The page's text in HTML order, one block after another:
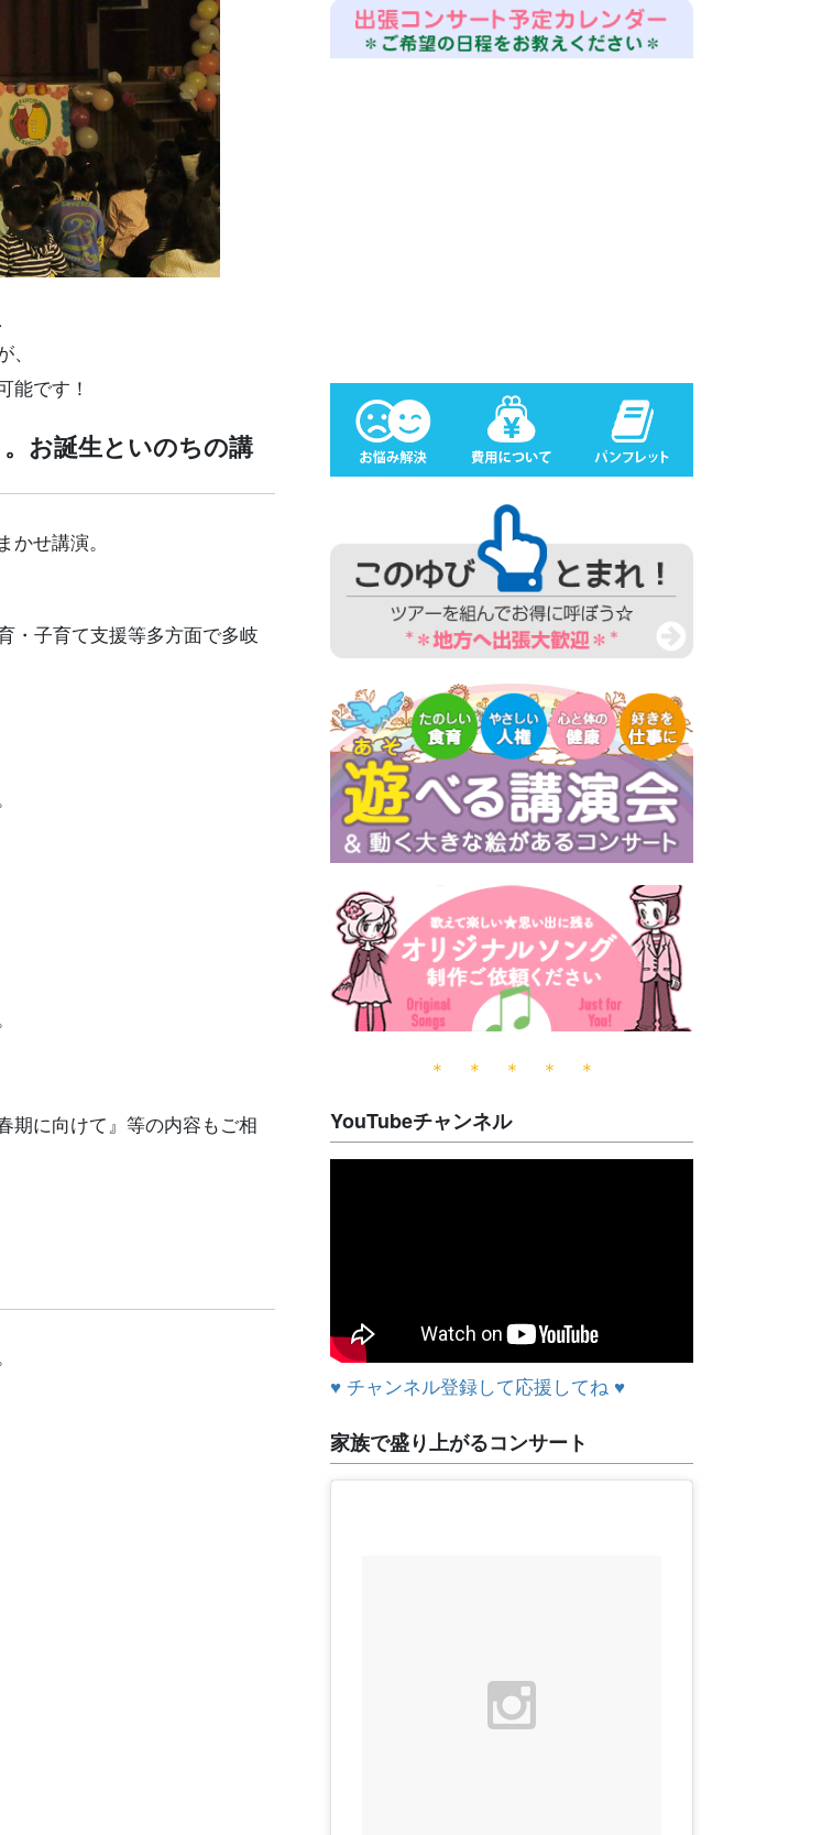
能です！
お誕生といのちの講
かせ講演。
・子育て支援等多方面で多岐
期に向けて』等の内容もご相
＊ ＊ ＊ ＊ ＊
YouTubeチャンネル
♥ チャンネル登録して応援してね ♥
家族で盛り上がるコンサート